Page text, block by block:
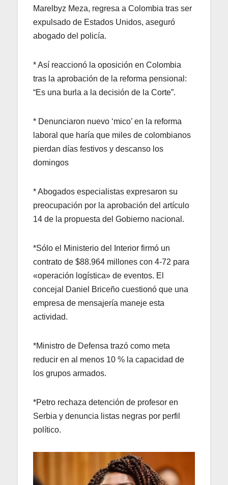
Marelbyz Meza, regresa a Colombia tras ser
expulsado de Estados Unidos, aseguró
abogado del policía.
* Así reaccionó la oposición en Colombia
tras la aprobación de la reforma pensional:
“Es una burla a la decisión de la Corte”.
* Denunciaron nuevo ‘mico’ en la reforma
laboral que haría que miles de colombianos
pierdan días festivos y descanso los
domingos
* Abogados especialistas expresaron su
preocupación por la aprobación del artículo
14 de la propuesta del Gobierno nacional.
*Sólo el Ministerio del Interior firmó un
contrato de $88.964 millones con 4-72 para
«operación logística» de eventos. El
concejal Daniel Briceño cuestionó que una
empresa de mensajería maneje esta
actividad.
*Ministro de Defensa trazó como meta
reducir en al menos 10 % la capacidad de
los grupos armados.
*Petro rechaza detención de profesor en
Serbia y denuncia listas negras por perfil
político.